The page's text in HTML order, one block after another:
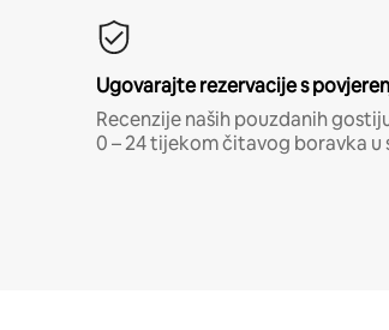
Ugovarajte rezervacije s
Recenzije naših pouzdanih
0 – 24 tijekom čitavog boravka u